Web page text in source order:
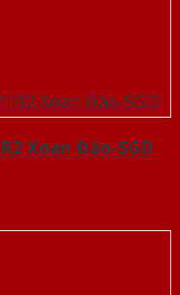
Xoan Đào-SGD